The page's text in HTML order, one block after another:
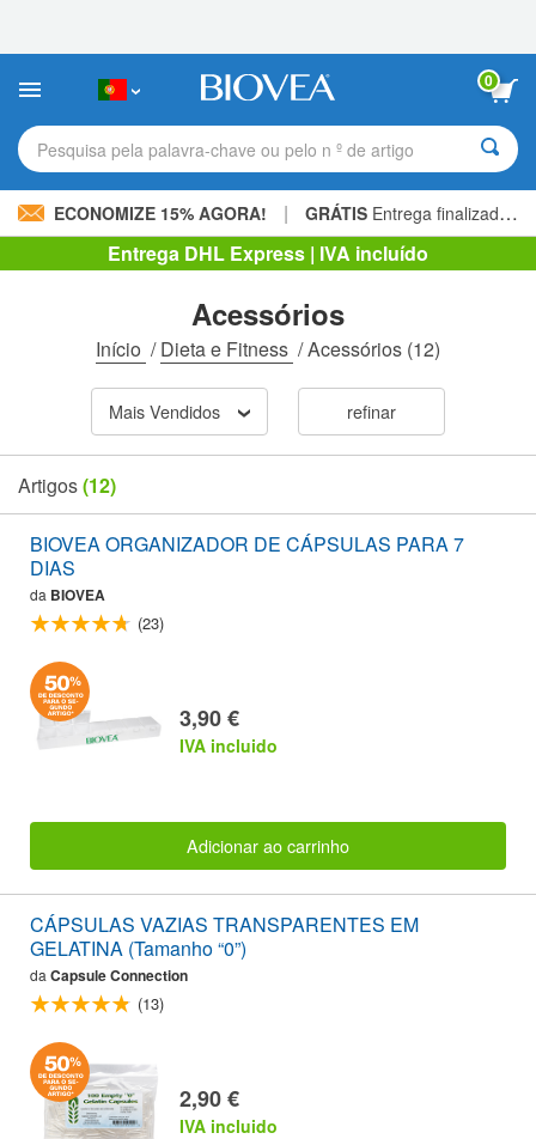
site
um
de
acessibilidade.
0
Pesquisa pela palavra-chave ou pelo n º de artigo
ECONOMIZE 15% AGORA! | GRÁTIS Entrega finalizada 60,00 € »
Entrega DHL Express | IVA incluído
Acessórios
Início /Dieta e Fitness /Acessórios (12)
Mais Vendidos refinar
Artigos(12)
BIOVEA ORGANIZADOR DE CÁPSULAS PARA 7
DIAS
da BIOVEA
(23)
3,90 €
IVA incluido
Adicionar ao carrinho
CÁPSULAS VAZIAS TRANSPARENTES EM
GELATINA (Tamanho “0”)
da Capsule Connection
(13)
2,90 €
IVA incluido